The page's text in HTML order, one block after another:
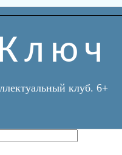
Ключ
клуб. 6+